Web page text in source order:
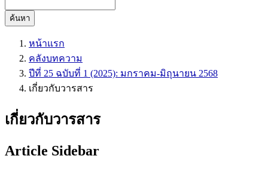
ค้นหา
หน้าแรก
คลังบทความ
ปีที่ 25 ฉบับที่ 1 (2025): มกราคม-มิถุนายน 2568
เกี่ยวกับวารสาร
เกี่ยวกับวารสาร
Article Sidebar